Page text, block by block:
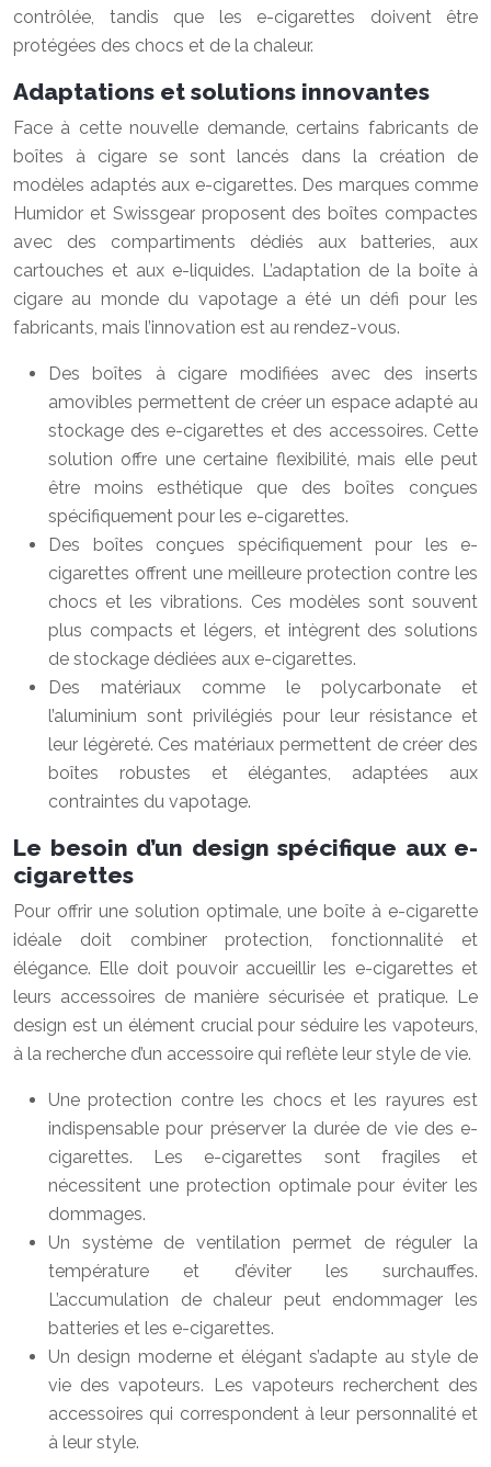
contrôlée, tandis que les e-cigarettes doivent être
protégées des chocs et de la chaleur.
Adaptations et solutions innovantes
Face à cette nouvelle demande, certains fabricants de
boîtes à cigare se sont lancés dans la création de
modèles adaptés aux e-cigarettes. Des marques comme
Humidor et Swissgear proposent des boîtes compactes
avec des compartiments dédiés aux batteries, aux
cartouches et aux e-liquides. L’adaptation de la boîte à
cigare au monde du vapotage a été un défi pour les
fabricants, mais l’innovation est au rendez-vous.
Des boîtes à cigare modifiées avec des inserts
amovibles permettent de créer un espace adapté au
stockage des e-cigarettes et des accessoires. Cette
solution offre une certaine flexibilité, mais elle peut
être moins esthétique que des boîtes conçues
spécifiquement pour les e-cigarettes.
Des boîtes conçues spécifiquement pour les e-
cigarettes offrent une meilleure protection contre les
chocs et les vibrations. Ces modèles sont souvent
plus compacts et légers, et intègrent des solutions
de stockage dédiées aux e-cigarettes.
Des matériaux comme le polycarbonate et
l’aluminium sont privilégiés pour leur résistance et
leur légèreté. Ces matériaux permettent de créer des
boîtes robustes et élégantes, adaptées aux
contraintes du vapotage.
Le besoin d’un design spécifique aux e-
cigarettes
Pour offrir une solution optimale, une boîte à e-cigarette
idéale doit combiner protection, fonctionnalité et
élégance. Elle doit pouvoir accueillir les e-cigarettes et
leurs accessoires de manière sécurisée et pratique. Le
design est un élément crucial pour séduire les vapoteurs,
à la recherche d’un accessoire qui reflète leur style de vie.
Une protection contre les chocs et les rayures est
indispensable pour préserver la durée de vie des e-
cigarettes. Les e-cigarettes sont fragiles et
nécessitent une protection optimale pour éviter les
dommages.
Un système de ventilation permet de réguler la
température et d’éviter les surchauffes.
L’accumulation de chaleur peut endommager les
batteries et les e-cigarettes.
Un design moderne et élégant s’adapte au style de
vie des vapoteurs. Les vapoteurs recherchent des
accessoires qui correspondent à leur personnalité et
à leur style.